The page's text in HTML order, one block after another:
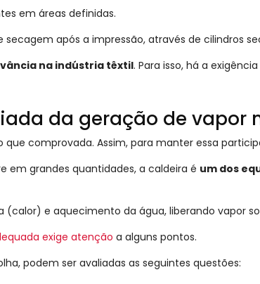
em áreas definidas.
após a impressão, através de cilindros
na indústria têxtil. Para isso, há a
da geração de vapor
comprovada. Assim, para manter essa
em grandes quantidades, a caldeira é um dos
e aquecimento da água, liberando vapor
exige atenção a alguns pontos.
podem ser avaliadas as seguintes questões: